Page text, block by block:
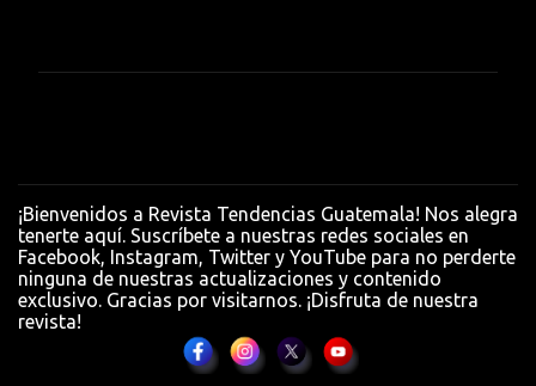
r
i
o
s
¡Bienvenidos a Revista Tendencias Guatemala! Nos alegra
tenerte aquí. Suscríbete a nuestras redes sociales en
Facebook, Instagram, Twitter y YouTube para no perderte
ninguna de nuestras actualizaciones y contenido
exclusivo. Gracias por visitarnos. ¡Disfruta de nuestra
revista!